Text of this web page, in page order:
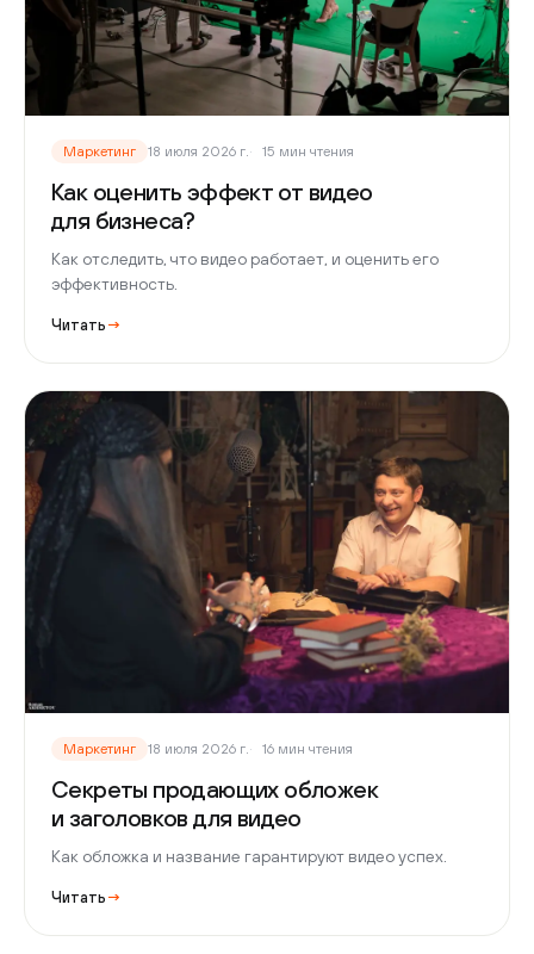
Маркетинг 18 июля 2026 г. 15 мин чтения
Как оценить эффект от видео
для бизнеса?
Как отследить, что видео работает, и оценить его
эффективность.
Читать →
Маркетинг 18 июля 2026 г. 16 мин чтения
Секреты продающих обложек
и заголовков для видео
Как обложка и название гарантируют видео успех.
Читать →